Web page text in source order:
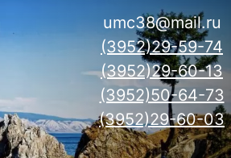
umc38@mail.ru
(3952)29-59-74
(3952)29-60-13
(3952)50-64-73
(3952)29-60-03